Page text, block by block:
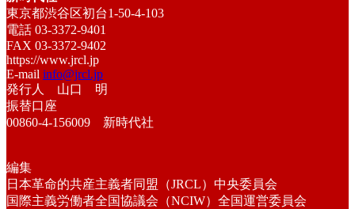
東京都渋谷区初台1-50-4-103
電話 03-3372-9401
FAX 03-3372-9402
https://www.jrcl.jp
E-mail info@jrcl.jp
発行人 山口 明
振替口座
00860-4-156009 新時代社
編集
日本革命的共産主義者同盟（JRCL）中央委員会
国際主義労働者全国協議会（NCIW）全国運営委員会